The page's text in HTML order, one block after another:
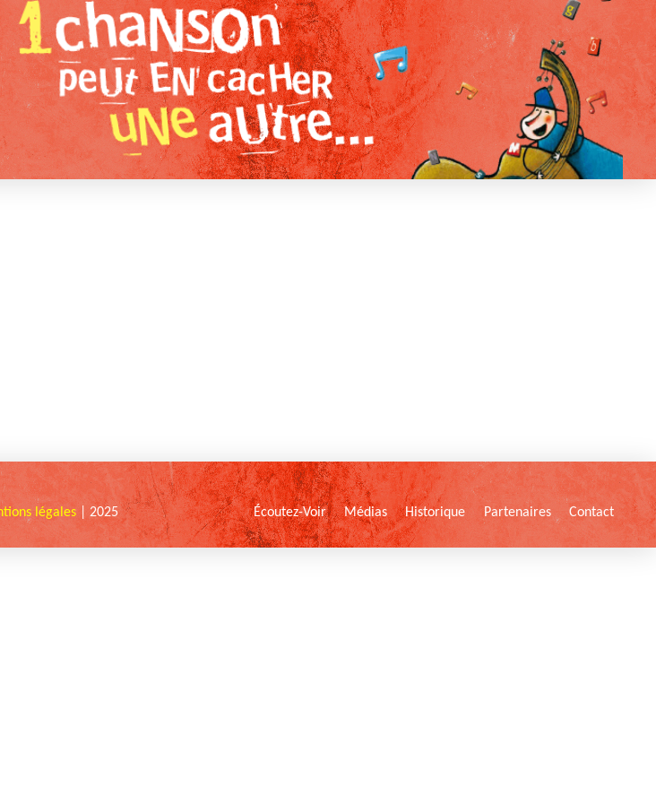
légales | 2025 Écoutez-Voir Médias Historique Partenaires Contact